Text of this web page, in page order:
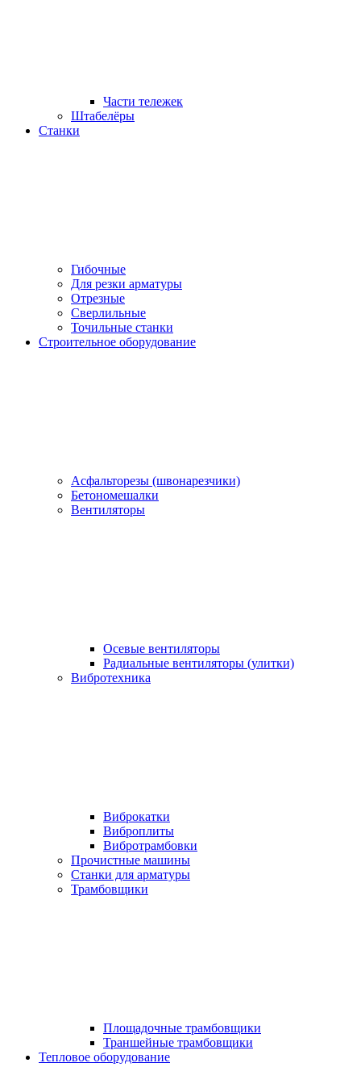
Части тележек
Штабелёры
Станки
Гибочные
Для резки арматуры
Отрезные
Сверлильные
Точильные станки
Строительное оборудование
Асфальторезы (швонарезчики)
Бетономешалки
Вентиляторы
Осевые вентиляторы
Радиальные вентиляторы (улитки)
Вибротехника
Виброкатки
Виброплиты
Вибротрамбовки
Прочистные машины
Станки для арматуры
Трамбовщики
Площадочные трамбовщики
Траншейные трамбовщики
Тепловое оборудование